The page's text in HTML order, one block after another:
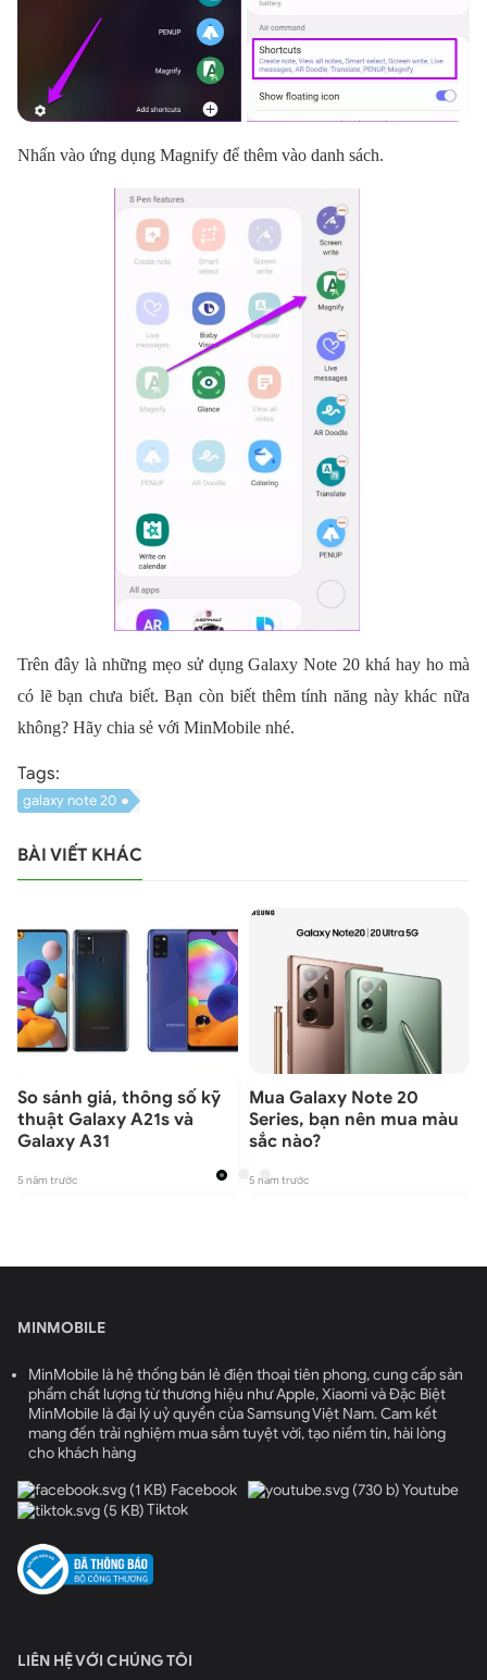
Nhấn vào ứng dụng Magnify để thêm vào danh sách.
Trên đây là những mẹo sử dụng Galaxy Note 20 khá hay ho mà
có lẽ bạn chưa biết. Bạn còn biết thêm tính năng này khác nữa
không? Hãy chia sẻ với MinMobile nhé.
Tags:
galaxy note 20
BÀI VIẾT KHÁC
So sánh giá, thông số kỹ
thuật Galaxy A21s và
Galaxy A31
5 năm trước
Mua Galaxy Note 20
Series, bạn nên mua màu
sắc nào?
5 năm trước
MINMOBILE
MinMobile là hệ thống bán lẻ điện thoại tiên phong, cung cấp sản
phẩm chất lượng từ thương hiệu như Apple, Xiaomi và Đặc Biệt
MinMobile là đại lý uỷ quyền của Samsung Việt Nam. Cam kết
mang đến trải nghiệm mua sắm tuyệt vời, tạo niềm tin, hài lòng
cho khách hàng
Facebook
Youtube
Tiktok
LIÊN HỆ VỚI CHÚNG TÔI